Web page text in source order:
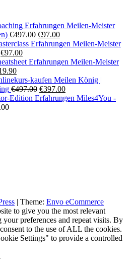
Meilen-Meister
€497.00 Ursprünglicher
Preis
€497.00
€97.00Aktueller
Preis
€97.00.
Meilen-Meister
Ursprünglicher
Preis
war:
€336.00
€97.00Aktueller
Preis
€97.00.
Meilen-Meister
Aktueller
Preis
ist:
€19.90.
Meilen König |
€497.00 Ursprünglicher
Preis
€397.00Aktueller
PreisMiles4You -
| Theme: Envo eCommerce
to give you the most relevant
your preferences and repeat visits. By
to the use of ALL the cookies.
Settings" to provide a controlled